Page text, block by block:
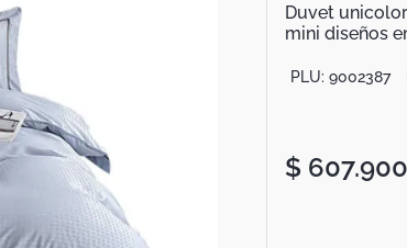
Duvet
mini diseños
PLU: 9002387
$ 607.900